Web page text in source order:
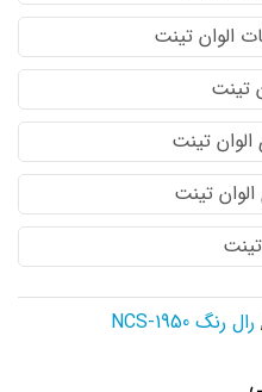
الوان تینت
تینت
تینت
تینت
رال رنگ NCS-1950